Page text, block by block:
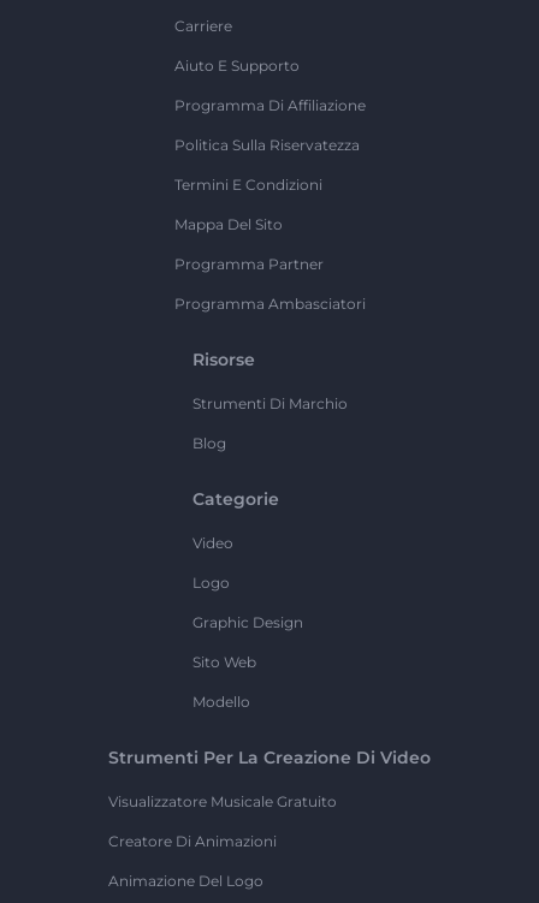
Carriere
Aiuto E Supporto
Programma Di Affiliazione
Politica Sulla Riservatezza
Termini E Condizioni
Mappa Del Sito
Programma Partner
Programma Ambasciatori
Risorse
Strumenti Di Marchio
Blog
Categorie
Video
Logo
Graphic Design
Sito Web
Modello
Strumenti Per La Creazione Di Video
Visualizzatore Musicale Gratuito
Creatore Di Animazioni
Animazione Del Logo